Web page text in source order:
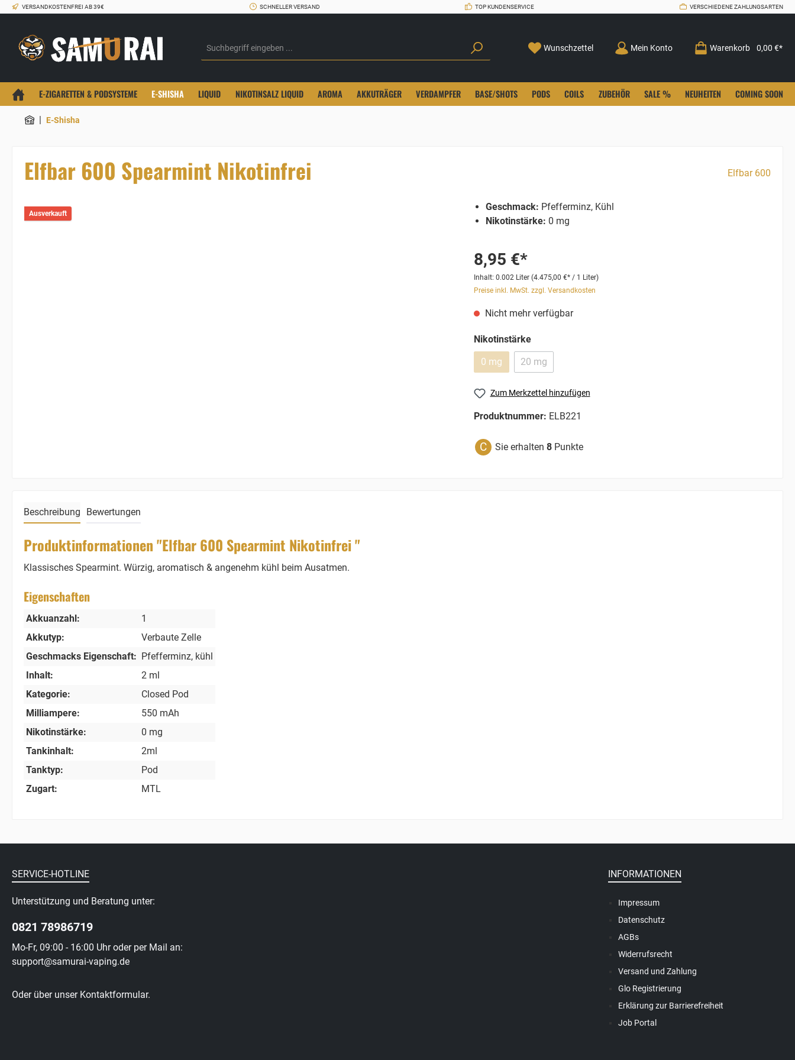
VERSANDKOSTENFREI AB 39€ SCHNELLER VERSAND TOP KUNDENSERVICE VERSCHIEDENE ZAHLUNGSARTEN
Wunschzettel Mein Konto Warenkorb 0,00 €*
E-ZIGARETTEN & PODSYSTEME E-SHISHA LIQUID NIKOTINSALZ LIQUID AROMA AKKUTRÄGER VERDAMPFER BASE/SHOTS PODS COILS ZUBEHÖR SALE % NEUHEITEN COMING SOON
| E-Shisha
Elfbar 600 Spearmint Nikotinfrei Elfbar 600
Ausverkauft
Geschmack: Pfefferminz, Kühl
Nikotinstärke: 0 mg
8,95 €*
Inhalt: 0.002 Liter (4.475,00 €* / 1 Liter)
Preise inkl. MwSt. zzgl. Versandkosten
Nicht mehr verfügbar
Nikotinstärke
0 mg
20 mg
Zum Merkzettel hinzufügen
Produktnummer: ELB221
C Sie erhalten 8 Punkte
Beschreibung Bewertungen
Produktinformationen "Elfbar 600 Spearmint Nikotinfrei "
Klassisches Spearmint. Würzig, aromatisch & angenehm kühl beim Ausatmen.
Eigenschaften
Akkuanzahl:
1
Akkutyp:
Verbaute Zelle
Geschmacks Eigenschaft: Pfefferminz, kühl
Inhalt:
2 ml
Kategorie:
Closed Pod
Milliampere:
550 mAh
Nikotinstärke:
0 mg
Tankinhalt:
2ml
Tanktyp:
Pod
Zugart:
MTL
SERVICE-HOTLINE
Unterstützung und Beratung unter:
0821 78986719
Mo-Fr, 09:00 - 16:00 Uhr oder per Mail an:
support@samurai-vaping.de
Oder über unser Kontaktformular.
INFORMATIONEN
Impressum
Datenschutz
AGBs
Widerrufsrecht
Versand und Zahlung
Glo Registrierung
Erklärung zur Barrierefreiheit
Job Portal